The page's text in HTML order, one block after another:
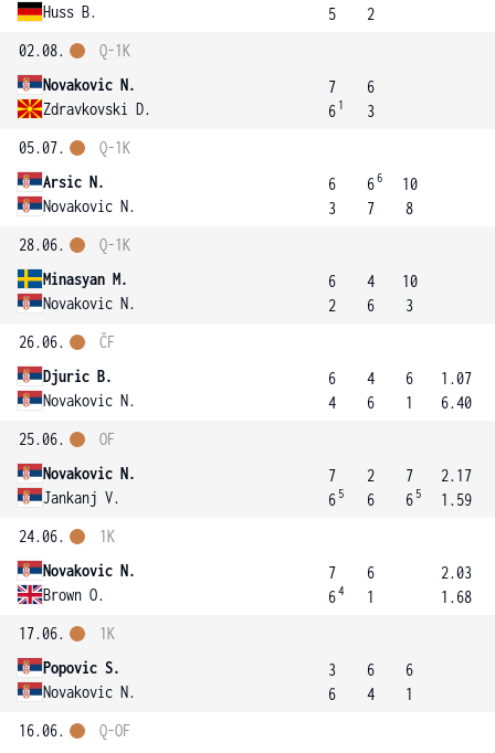
Huss B.
5
2
02.08.
Novakovic N.
Zdravkovski D.
Q-1K
7
6 1
6
3
05.07.
Arsic N.
Novakovic N.
Q-1K
6
3
66
7
10
8
28.06.
Minasyan M.
Novakovic N.
Q-1K
6
2
4
6
10
3
26.06.
Djuric B.
Novakovic N.
ČF
6
4
4
6
6
1
1.07
6.40
25.06.
Novakovic N.
Jankanj V.
OF
7
6 5
2
6
7
6 5
2.17
1.59
24.06.
Novakovic N.
Brown O.
1K
7
64
6
1
2.03
1.68
17.06.
Popovic S.
Novakovic N.
1K
3
6
6
4
6
1
16.06.
Q-OF